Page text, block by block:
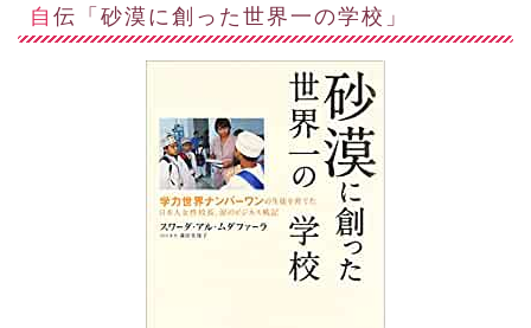
自伝「砂漠に創った世界一の学校」